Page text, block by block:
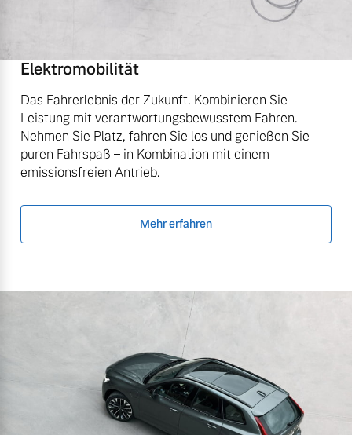
Elektromobilität
Das Fahrerlebnis der Zukunft. Kombinieren Sie
Leistung mit verantwortungsbewusstem Fahren.
Nehmen Sie Platz, fahren Sie los und genießen Sie
puren Fahrspaß – in Kombination mit einem
emissionsfreien Antrieb.
Mehr erfahren